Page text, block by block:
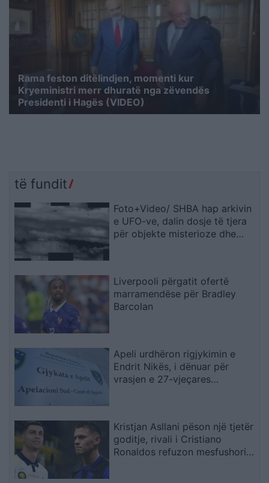
Rama feston ditëlindjen, momenti kur
Kryeministri merr dhuratë nga zëvendës
Presidenti i Hagës (VIDEO)
të fundit
Foto+Video/ SHBA hap arkivin
e UFO-ve, dalin dosje të tjera
për objekte misterioze dhe
Liverpooli përgatit ofertë
marramendëse për Bradley
Barcolan
Apeli urdhëron rigjykimin e
Endrit Nikës, i dënuar për
vrasjen e 27-vjeçares
Kristjan Asllani pëson një tjetër
goditje, rivali i Cristiano
Ronaldos refuzon mesfushorin